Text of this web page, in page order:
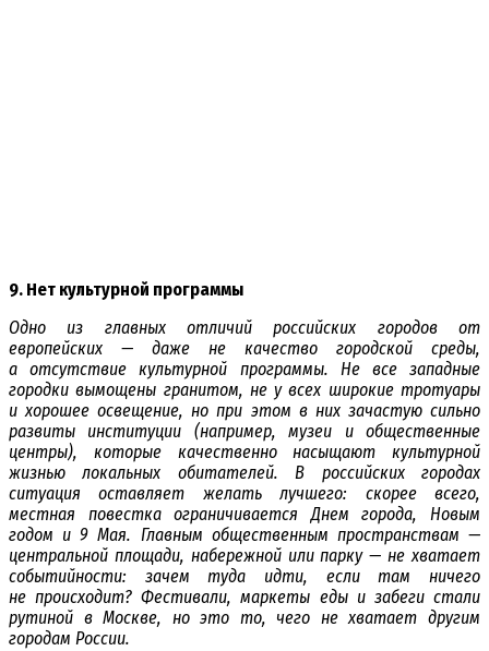
9. Нет культурной программы
Одно из главных отличий российских городов от
европейских — даже не качество городской среды,
а отсутствие культурной программы. Не все западные
городки вымощены гранитом, не у всех широкие тротуары
и хорошее освещение, но при этом в них зачастую сильно
развиты институции (например, музеи и общественные
центры), которые качественно насыщают культурной
жизнью локальных обитателей. В российских городах
ситуация оставляет желать лучшего: скорее всего,
местная повестка ограничивается Днем города, Новым
годом и 9 Мая. Главным общественным пространствам —
центральной площади, набережной или парку — не хватает
событийности: зачем туда идти, если там ничего
не происходит? Фестивали, маркеты еды и забеги стали
рутиной в Москве, но это то, чего не хватает другим
городам России.